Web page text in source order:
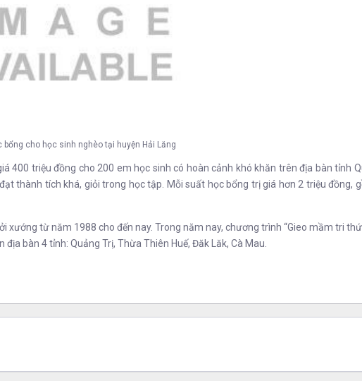
bổng cho học sinh nghèo tại huyện Hải Lăng
triệu đồng cho 200 em học sinh có hoàn cảnh khó khăn trên địa bàn tỉnh
thành tích khá, giỏi trong học tập. Mỗi suất học bổng trị giá hơn 2 triệu đồng,
từ năm 1988 cho đến nay. Trong năm nay, chương trình “Gieo mầm tri
bàn 4 tỉnh: Quảng Trị, Thừa Thiên Huế, Đăk Lăk, Cà Mau.